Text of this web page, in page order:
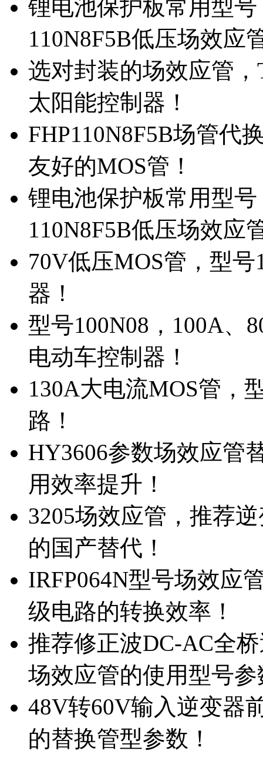
锂电池保护板常用型
110N8F5B低压场效应
选对封装的场效应管
太阳能控制器！
FHP110N8F5B场管代
友好的MOS管！
锂电池保护板常用型
110N8F5B低压场效应
70V低压MOS管，型
器！
型号100N08，100A、
电动车控制器！
130A大电流MOS管，
路！
HY3606参数场效应管
用效率提升！
3205场效应管，推荐
的国产替代！
IRFP064N型号场效应
级电路的转换效率！
推荐修正波DC-AC全
场效应管的使用型号参
48V转60V输入逆变器
的替换管型参数！